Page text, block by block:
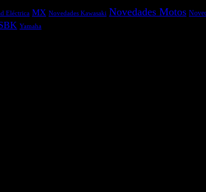
Eléctrica MX Novedades Kawasaki Novedades Motos
Yamaha